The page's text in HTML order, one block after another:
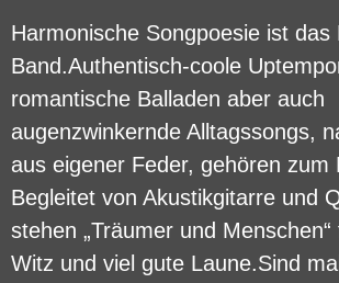
Harmonische Songpoesie ist das
Band.Authentisch-coole
romantische Balladen aber auch
augenzwinkernde Alltagssongs,
aus eigener Feder, gehören zum
Begleitet von Akustikgitarre und
stehen „Träumer und
Witz und viel gute Laune.Sind mal